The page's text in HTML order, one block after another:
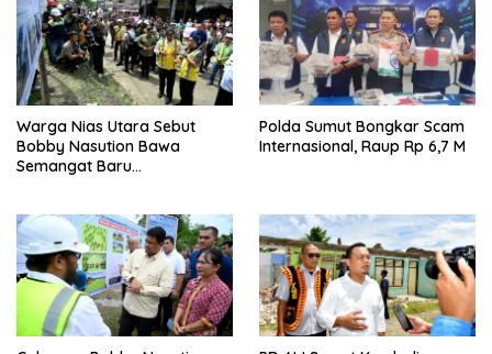
Warga Nias Utara Sebut
Bobby Nasution Bawa
Semangat Baru
Polda Sumut Bongkar Scam
Internasional, Raup Rp 6,7 M